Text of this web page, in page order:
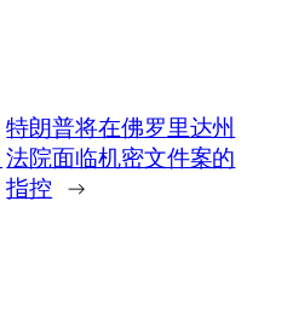
特朗普将在佛罗里达州
法院面临机密文件案的
指控 →